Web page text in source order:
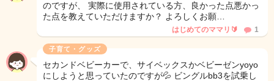
のですが、 実際に使用されている方、良かった点悪かっ
た点を教えていただけますか？ よろしくお願…
はじめてのママリ🔰 1
子育て・グッズ
セカンドベビーカーで、サイベックスかベビーゼンyoyo
にしようと思っていたのですが💦 ビングルbb3を試乗し